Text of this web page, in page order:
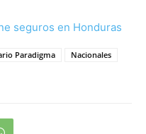
seguros en Honduras
Paradigma
Nacionales